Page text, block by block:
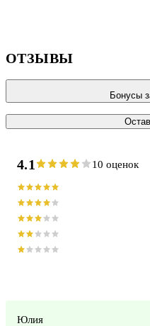
ОТЗЫВЫ
Бонусы
4.1 10 оценок
Юлия